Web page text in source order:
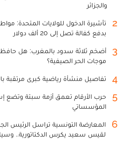
والجزائر
2
بدفع كفالة تصل إلى 20 ألف دولار
3
أضخم ثلاثة سدود بالمغرب: هل
موجات الحر الصيفية؟
4 تفاصيل منشأة رياضية كبرى مرتقبة
5
حرب الأرقام تعمق أزمة سبتة وتضع
المؤسساتي
6
المعارضة التونسية تراسل الرئيس
لقيس سعيد يكرس الدكتاتورية..